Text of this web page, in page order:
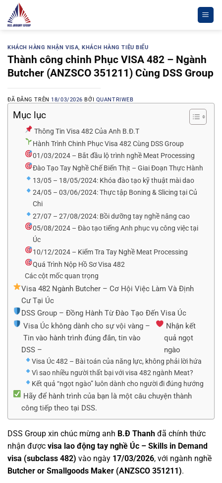
Chuyển
đến
dungKHÁCH HÀNG NHẬN VISA,KHÁCH HÀNG TIÊU BIỂU
Thành công chinh Phục VISA 482 – Ngành
Butcher (ANZSCO 351211) Cùng DSS Group
ĐÃ ĐĂNG TRÊN 18/03/2026 BỞI QUANTRIWEB
Mục lục
Thông Tin Visa 482 Của Anh B.Đ.T
Hành Trình Chinh Phục Visa 482 Cùng DSS Group
01/03/2024 – Bắt đầu lộ trình nghề Meat Processing
Đào Tạo Tay Nghề Chế Biến Thịt – Giai Đoạn Thực Hành
13/05 – 18/05/2024: Khóa đào tạo kỹ thuật mài dao
24/05 – 03/06/2024: Thực tập Boning & Slicing tại Củ
Chi
27/07 – 27/08/2024: Bồi dưỡng tay nghề nâng cao
05/08/2024 – Đào tạo tiếng Anh phục vụ công việc tại
Úc
10/12/2024 – Kiểm Tra Tay Nghề Meat Processing
Quá Trình Nộp Hồ Sơ Visa 482
Các cột mốc quan trọng
Visa 482 Ngành Butcher – Cơ Hội Việc Làm Và Định
Cư Tại Úc
DSS Group – Đồng Hành Từ Đào Tạo Đến Visa Úc
Visa Úc không dành cho sự vội vàng –
Tin vào hành trình đúng đắn, tin vào
DSS –
Nhận kết
quả ngọt
ngào
Visa Úc 482 – Bài toán của năng lực, không phải lời hứa
Vì sao nhiều người thất bại với visa 482 ngành Meat?
Kết quả “ngọt ngào” luôn dành cho người đi đúng hướng
Hãy để hành trình của bạn là một câu chuyện thành
công tiếp theo tại DSS.
DSS Group xin chúc mừng anh B.Đ Thanh đã chính thức
nhận được visa lao động tay nghề Úc – Skills in Demand
visa (subclass 482) vào ngày 17/03/2026, với ngành nghề
Butcher or Smallgoods Maker (ANZSCO 351211).